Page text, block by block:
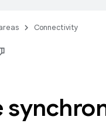
Connectivity